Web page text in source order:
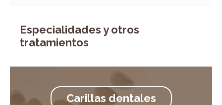
Especialidades y otros
tratamientos
Carillas dentales